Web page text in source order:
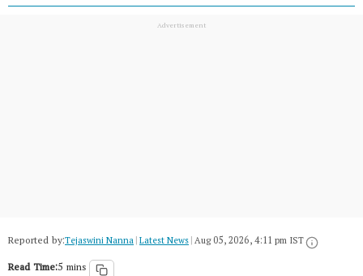
Reported by:Tejaswini Nanna|Latest News|Aug 05, 2026, 4:11 pm IST
Read Time:5 mins